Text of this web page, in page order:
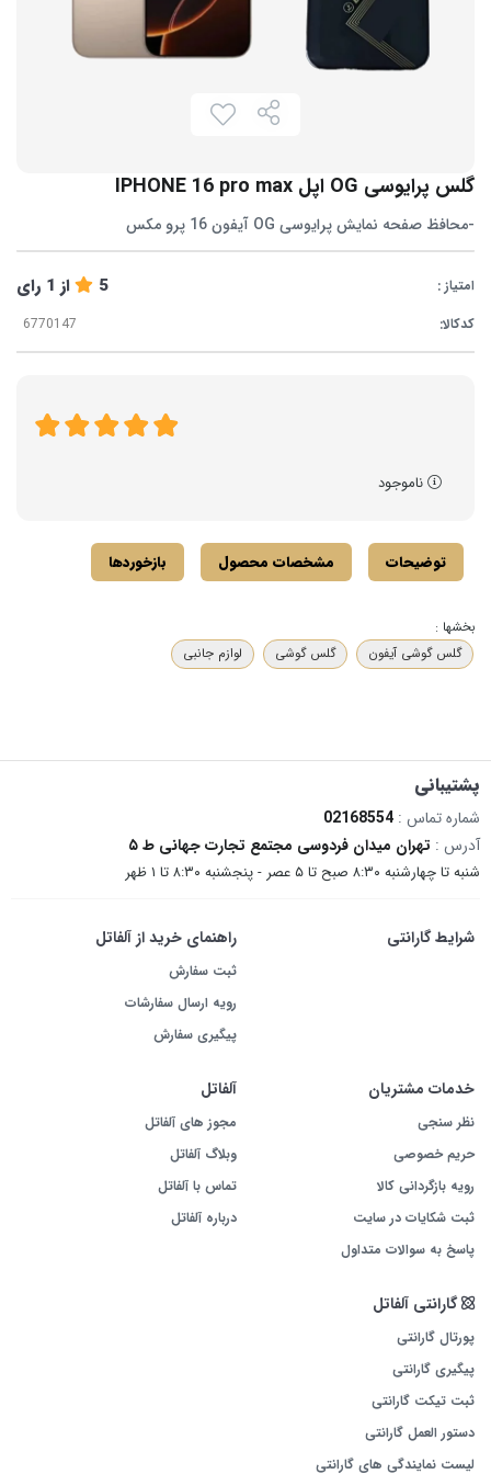
گلس پرایوسی OG اپل IPHONE 16 pro max
-محافظ صفحه نمایش پرایوسی OG آیفون 16 پرو مکس
امتیاز : 5 از 1 رای
کدکالا:
ناموجود
توضیحات مشخصات محصول بازخوردها
بخشها :
گلس گوشی آیفون
گلس گوشی لوازم جانبی
پشتیبانی
شماره تماس : 02168554
آدرس : تهران میدان فردوسی مجتمع تجارت جهانی ط ۵
شنبه تا چهارشنبه ۸:۳۰ صبح تا ۵ عصر - پنجشنبه ۸:۳۰ تا ۱ ظهر
شرایط گارانتی راهنمای خرید از آلفاتل
ثبت سفارش
رویه ارسال سفارشات
پیگیری سفارش
خدمات مشتریان
نظر سنجی
حریم خصوصی
رویه بازگردانی کالا
ثبت شکایات در سایت
پاسخ به سوالات متداول
آلفاتل
مجوز های آلفاتل
وبلاگ آلفاتل
تماس با آلفاتل
درباره آلفاتل
گارانتی آلفاتل
پورتال گارانتی
پیگیری گارانتی
ثبت تیکت گارانتی
دستور العمل گارانتی
لیست نمایندگی های گارانتی